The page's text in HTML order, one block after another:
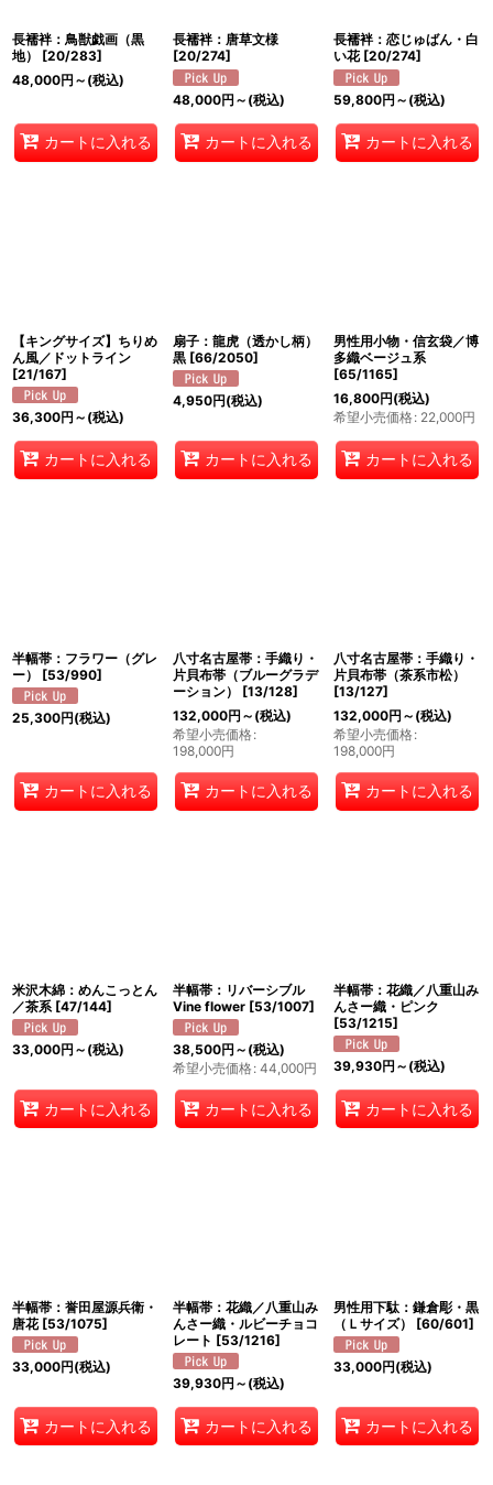
長襦袢：鳥獣戯画（黒
地）
[20/283]
48,000円 ～ (税込)
カートに入れる
長襦袢：唐草文様
[20/274]
48,000円 ～ (税込)
カートに入れる
長襦袢：恋じゅばん・白
い花 [20/274]
59,800円 ～ (税込)
カートに入れる
【キングサイズ】ちりめ
ん風／ドットライン
[21/167]
36,300円 ～ (税込)
カートに入れる
扇子：龍虎（透かし柄）
黒 [66/2050]
4,950円(税込)
カートに入れる
男性用小物・信玄袋／博
多織ベージュ系
[65/1165]
16,800円(税込)
希望小売価格: 22,000円
カートに入れる
半幅帯：フラワー（グレ
ー）
[53/990]
25,300円(税込)
カートに入れる
八寸名古屋帯：手織り・
片貝布帯（ブルーグラデ
ーション）
[13/128]
132,000円 ～ (税込)
希望小売価格:
198,000円
カートに入れる
八寸名古屋帯：手織り・
片貝布帯（茶系市松）
[13/127]
132,000円 ～ (税込)
希望小売価格:
198,000円
カートに入れる
米沢木綿：めんこっとん
／茶系 [47/144]
33,000円 ～ (税込)
カートに入れる
半幅帯：リバーシブル
Vine flower [53/1007]
38,500円 ～ (税込)
希望小売価格: 44,000円
カートに入れる
半幅帯：花織／八重山み
んさー織・ピンク
[53/1215]
39,930円 ～ (税込)
カートに入れる
半幅帯：誉田屋源兵衛・
唐花 [53/1075]
33,000円(税込)
カートに入れる
半幅帯：花織／八重山み
んさー織・ルビーチョコ
レート [53/1216]
39,930円 ～ (税込)
カートに入れる
男性用下駄：鎌倉彫・黒
（Ｌサイズ）
[60/601]
33,000円(税込)
カートに入れる